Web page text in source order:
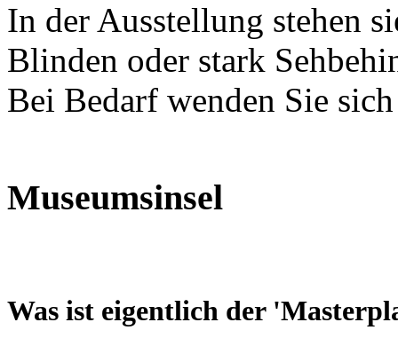
In der Ausstellung stehen
Blinden oder stark
Bei Bedarf wenden Sie
Museumsinsel
Was ist eigentlich der